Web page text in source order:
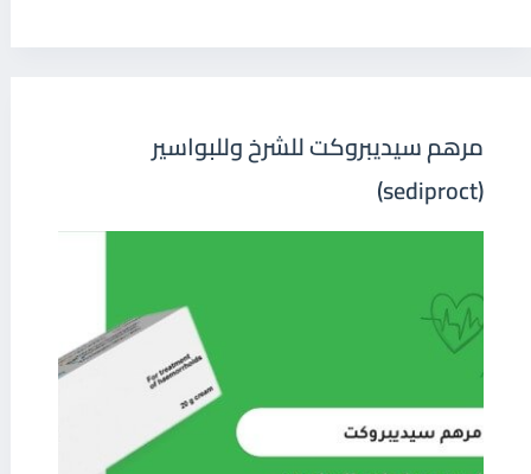
مرهم سيديبروكت للشرخ وللبواسير
(sediproct)